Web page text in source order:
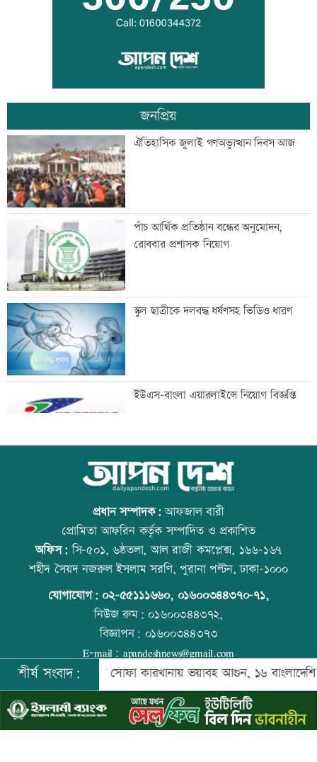
সূচকের উত্থানে লেনদেন ৯০৮ কোটি টাকা
শেখ হাসিনা-হাদির খুনিদের ফেরত চায়
বাংলাদেশ
বেসরকারি গবেষণা সংস্থা সিপিডিতে চাকরির
সুযোগ
আলোচনা খুব ভালো হয়েছে, সবই ইতিবাচক:
ভারতের হাইকমিশনার
মানবিক বিভাগের অর্ধেকের বেশি শিক্ষার্থী
অকৃতকার্য
মেধার শতভাগ নিরপেক্ষ মূল্যায়ন নিশ্চিত করা
হয়েছে: মাহ্দী আমিন
এসএসসির ফলাফল পুনর্নিরীক্ষণের আবেদন
করবেন যেভাবে
তিন আর্থিক প্রতিষ্ঠানের লেনদেন সাময়িক বন্ধ
নাছিমা কাদির মোল্লা স্কুলের সবাই পেল
জনপ্রিয়
ঐতিহাসিক জুলাই গণঅভ্যুত্থান দিবস আজ
পাঁচ আর্থিক প্রতিষ্ঠান বন্ধের অনুমোদন,
রোববার প্রশাসক নিয়োগ
স্কুল ছাত্রীকে দলবদ্ধ ধর্ষণসহ ভিডিও ধারণ
ইউএস-বাংলা এয়ারলাইন্সে নিয়োগ বিজ্ঞপ্তি
আজ স্বর্ণ-রুপা যে দামে বিক্রি হচ্ছে
কাঁচা মরিচের দাম কমলেও ডিমের দাম
ট্রেনের ধাক্কায় শিক্ষার্থীসহ নিহত ৪
আজ দেশে স্বর্ণের দাম বাড়ল নাকি কমলো
প্রধান সম্পাদক:আফজাল বারী
প্রোমিতা আফরিন কর্তৃক সম্পাদিত ও প্রকাশিত
অফিস:সি-৫০১, ৬ষ্ঠতলা, আল রাজী কমপ্লেক্স, ১৬৬-১৬৭
শহীদ সৈয়দ নজরুল ইসলাম সরণি, পুরানা পল্টন, ঢাকা-১০০০
যোগাযোগ: ০২-৫৫১১১৬৬০, ০১৬০০৩৪৪৩৭০-৭১,
নিউজ রুম:০১৬০০৩৪৪৩৭২,
বিজ্ঞাপন: ০১৬০০৩৪৪৩৭৩
E-mail: apandeshnews@gmail.com
©২০২৬ |আপন দেশ ডটকমকর্তৃক সর্বসত্ব ® সংরক্ষিত | উন্নয়নে
ইমিথমেকারস.কম
শীর্ষ সংবাদ:
সৌদিতে সোফা কারখানায় ভয়াবহ আগুন, ১৬ বাংলাদেশি নিহত